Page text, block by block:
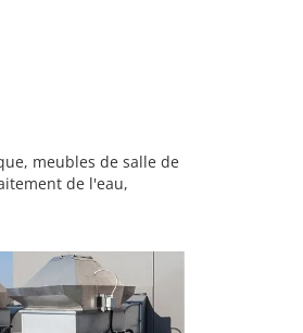
meubles de salle de
de l'eau,